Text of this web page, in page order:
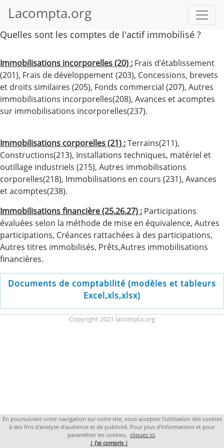
Lacompta.org
Quelles sont les comptes de l'actif immobilisé ?
Immobilisations incorporelles (20) : Frais d’établissement
(201), Frais de développement (203), Concessions, brevets
et droits similaires (205), Fonds commercial (207), Autres
immobilisations incorporelles(208), Avances et acomptes
sur immobilisations incorporelles(237).
Immobilisations corporelles (21) :Terrains(211),
Constructions(213), Installations techniques, matériel et
outillage industriels (215), Autres immobilisations
corporelles(218), Immobilisations en cours (231), Avances
et acomptes(238).
Immobilisations financière (25.26.27) : Participations
évaluées selon la méthode de mise en équivalence, Autres
participations, Créances rattachées à des participations,
Autres titres immobilisés, Prêts,Autres immobilisations
financières.
Documents de comptabilité (modèles et tableurs
Excel,xls,xlsx)
Copyright 2021 lacompta.org
En poursuivant votre navigation sur notre site, vous acceptez l'utilisation des cookies
à des fins d'analyse d'audience et de publicité. Pour plus d’informations et pour
paramétrer les cookies, cliquez ici.
| J'ai compris |